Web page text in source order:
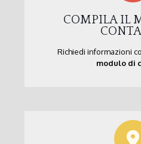
COMPILA IL
Richiedi informazioni
modulo di